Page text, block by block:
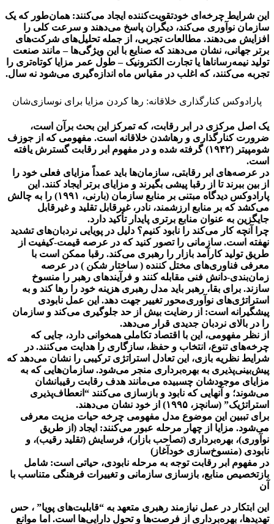
این شرایط چرخه‌ای خودتقویت‌کننده ایجاد می‌کنند: همان‌طور که یک
سازمان نوآوری می‌کند، دیگران پاسخ می‌دهند و سرعت کلی را
افزایش می‌دهند. مطالعات تجربی، از جمله تحلیل‌های شرکت‌های
برتر جهانی، نشان می‌دهند که صنایع با این ویژگی‌ها – مانند صنعت
تولید نیمه‌رساناها یا تجارت الکترونیک – طول عمر مزایا کوتاه‌تری را
تجربه می‌کنند، که اغلب در مقیاس ماه اندازه‌گیری می‌شود نه سال‌.
پارادوکس کنارگذاری خلاقانه: رها کردن مزایا برای نوسازی‌شان
یک اصل مرکزی در ابر رقابت، که تمرکز این بحث برآن است،
ضرورت کنارگذاری و رهاشدن خلاقانه است. مفهومی که از جوزف
شومپیتر (۱۹۴۲) گرفته شده و در مفهوم ابر رقابت گسترش یافته
است.
در عرصه‌های ابر رقابتی، سازمان‌ها باید عمداً مزایای فعلی خود را
از بین ببرند تا از رقبا پیشی بگیرند و مزایای برتر ایجاد کنند. این
پارادوکس دیدگاه مبتنی بر منابع سازمان (بارنی، ۱۹۹۱) را به چالش
می‌کشد که بر منابع ارزشمند، نادر، غیرقابل تقلید و غیرقابل
جایگزین به عنوان منابع برتری پایدار تأکید دارد.
چرا آنچه کار می‌کند را نابود کنیم؟ دلیل در پویایی نردبان‌های تشدید
نهفته است. سازمانی را تصور کنید که در عرصه قیمت-کیفیت از
طریق تولید کارآمد بازار را رهبری می‌کند. رقبا ممکن است با
معرفی فناوری‌های مختل کننده ( ساختار شکن ) در عرصه
زمان‌بندی-دانش فنی مقابله کنند و فرآیندهای رهبر را منسوخ
سازند. برای بقا، رهبر باید مدل رهبری هزینه خود را رها کند و به
استراتژی‌های نوآوری‌محور تغییر جهت دهد. این عمل نابودی
پیشگیرانه است: از رضایت بیش از حد جلوگیری می‌کند و سازمان
را در بالای نردبان جدیدی قرار می‌دهد.
از نظر مفهومی، این با اقتصاد تکاملی همخوانی دارد، جایی که
چرخه‌های تنوع، انتخاب و حفظ، سازگاری را هدایت می‌کنند. در
شرایط نظریه بازی، این تعادل استراتژی ترکیبی را نشان می‌دهد که
پیش‌بینی‌پذیری به بهره‌برداری منجر می‌شود. سازمان‌هایی که به
مزایای موجودشان چسبیده می‌مانند هدف رقابت رقیبانشان
می‌شوند؛ و آنهایی که نابود و بازسازی می‌کنند “انعطاف‌پذیری
استراتژیک” (سانچز، ۱۹۹۵) از خود نشان می‌دهند.
برای تببین این موضوع مدل مفهومی چرخه حیات مزیت معرفی
می‌شود. مزایا از چهار مرحله عبور می‌کنند: ایجاد (از طریق
نوآوری)، بهره‌برداری (تصاحب بازار)، فرسایش (تقلید رقیب)، و
نابودی (منسوخ‌سازی خودآغاز)
در مفهوم ابر رقابت توجه به مرحله نابودی، حیاتی است: شامل
بازتخصیص منابع، بازسازی سازمانی و تغییرات فرهنگی متناسب با
آن
این ابتکار در عمل نیازمند رهبری متعهد به “قابلیت‌های پویا” ، حس
تهدیدها، بهره‌برداری از فرصت‌ها و تحول دارایی‌ها است. اما موانع